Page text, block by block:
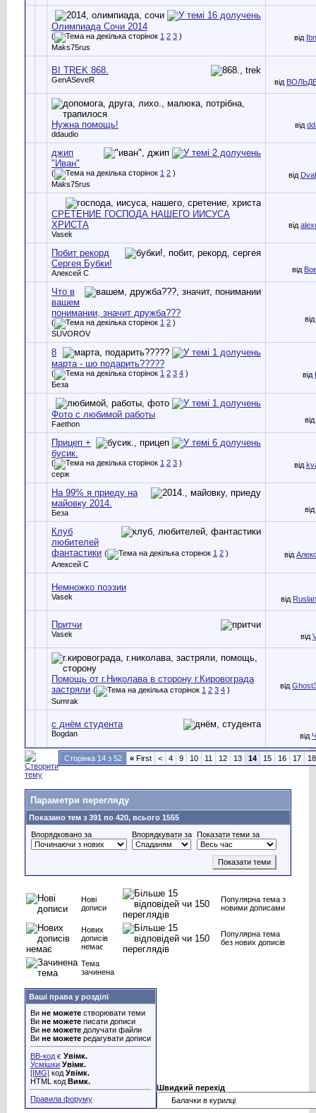
Олимпиада Сочи 2014
( 1 2 3 )
Maks75rus
від
BI TREK 868.
GenASeveR від
Нужна помощь!
ddaudio
від
джип
"Иван"
( 1 2 )
Maks75rus
від
СРЕТЕНИЕ ГОСПОДА НАШЕГО ИИСУСА
ХРИСТА
Vasek
від
Побит рекорд
Сергея Бубки!
Алексей С від
Что в
вашем
понимании, значит дружба???
( 1 2 )
SUVOROV
від
8
марта - шо подарить?????
( 1 2 3 4 )
Беза
від
Фото с любимой работы
Faethon від
Прицеп +
бусик.
( 1 2 3 )
серж
від
На 99% я приеду на
майовку 2014.
Беза від
Клуб
любителей
фантастики ( 1 2 )
Алексей С
від
Немножко поэзии
Vasek від
Притчи
Vasek від
Помощь от г.Николава в сторону г.Кировограда
застряли ( 1 2 3 4 )
Sumrak
від
с днём студента
Bogdan від
Сторінка 14 з 52 « First < 4 9 10 11 12 13 14 15 16 17 18
Параметри перегляду
Показано тем з 391 по 420, всього 1555
Впорядковано за
Впорядкувати за Показати теми за
Нові
дописи
Популярна тема з
новими дописами
Нових
дописів
немає
Популярна тема
без нових дописів
Тема
зачинена
Ваші права у розділі
Ви не можете створювати теми
Ви не можете писати дописи
Ви не можете долучати файли
Ви не можете редагувати дописи
BB-код є Увімк.
Усмішки Увімк.
[IMG] код Увімк.
HTML код Вимк.
Правила форуму
Швидкий перехід